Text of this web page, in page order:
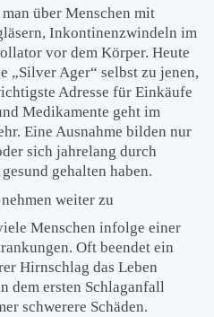
über Menschen mit
Inkontinenzwindeln im
vor dem Körper. Heute
„Silver Ager“ selbst zu jenen,
Adresse für Einkäufe
Medikamente geht im
Eine Ausnahme bilden nur
sich jahrelang durch
gehalten haben.
weiter zu
Menschen infolge einer
Oft beendet ein
Hirnschlag das Leben
dem ersten Schlaganfall
schwerere Schäden.